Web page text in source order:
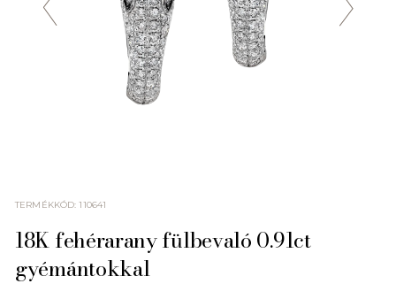
TERMÉKKÓD:110641
18K fehérarany fülbevaló 0.91ct
gyémántokkal